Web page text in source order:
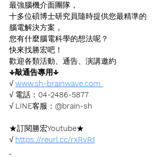
最強腦機介面團隊，
十多位碩博士研究員隨時提供您最精準的
腦電解決方案，
您有什麼腦電科學的想法呢？
快來找勝宏吧！
歡迎各類活動、通告、演講邀約
↓敲通告專用↓
√ www.sh-brainwave.com
√ 電話： 04-2486-5877
√ LINE客服： @brain-sh
★訂閱勝宏Youtube★
√ https://reurl.cc/rxRvR1